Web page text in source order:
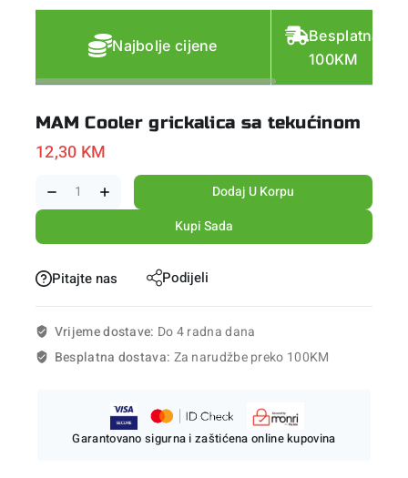
Najbolje cijene
Besplatna
100KM
MAM Cooler grickalica sa tekućinom
12,30 KM
Dodaj U Korpu
Kupi Sada
Pitajte nas Podijeli
Vrijeme dostave: Do 4 radna dana
Besplatna dostava: Za narudžbe preko 100KM
Garantovano sigurna i zaštićena online kupovina